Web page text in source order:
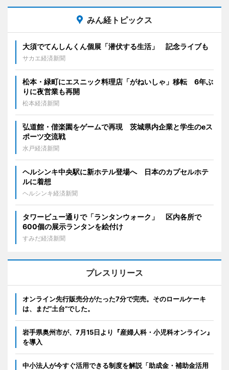
みん経トピックス
大須でてんしんくん個展「潜伏する生活」 記念ライブも
サカエ経済新聞
松本・緑町にエスニック料理店「がねいしゃ」移転 6年ぶ
りに夜営業も再開
松本経済新聞
弘道館・偕楽園をゲームで再現 茨城県内企業と学生のeス
ポーツ交流戦
水戸経済新聞
ヘルシンキ中央駅に新ホテル登場へ 日本のカプセルホテ
ルに着想
ヘルシンキ経済新聞
タワービュー通りで「ランタンウォーク」 区内各所で
600個の展示ランタンを絵付け
すみだ経済新聞
プレスリリース
オンライン先行販売分がたった7分で完売。そのロールケーキ
は、まだ“土台”でした。
岩手県奥州市が、7月15日より『産婦人科・小児科オンライン』
を導入
中小法人が今すぐ活用できる制度を解説「助成金・補助金活用